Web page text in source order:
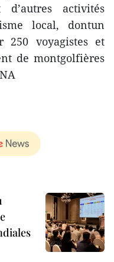
d’autres activités
local, dontun
250 voyagistes et
de montgolfières